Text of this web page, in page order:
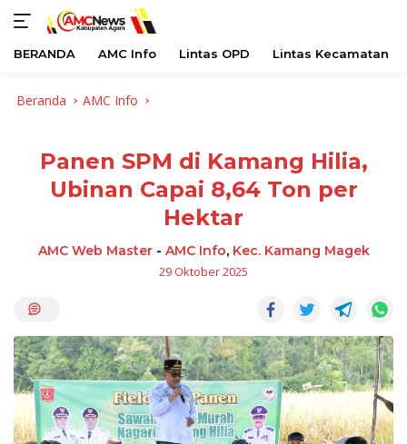
BERANDA AMC Info Lintas OPD Lintas Kecamatan
Beranda AMC Info
Panen SPM di Kamang Hilia,
Ubinan Capai 8,64 Ton per
Hektar
AMC Web Master- AMC Info, Kec. Kamang Magek
29 Oktober 2025